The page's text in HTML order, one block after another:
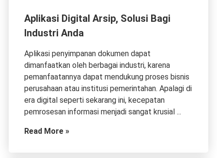
Aplikasi Digital Arsip, Solusi Bagi
Industri Anda
Aplikasi penyimpanan dokumen dapat
dimanfaatkan oleh berbagai industri, karena
pemanfaatannya dapat mendukung proses bisnis
perusahaan atau institusi pemerintahan. Apalagi di
era digital seperti sekarang ini, kecepatan
pemrosesan informasi menjadi sangat krusial ...
Read More »